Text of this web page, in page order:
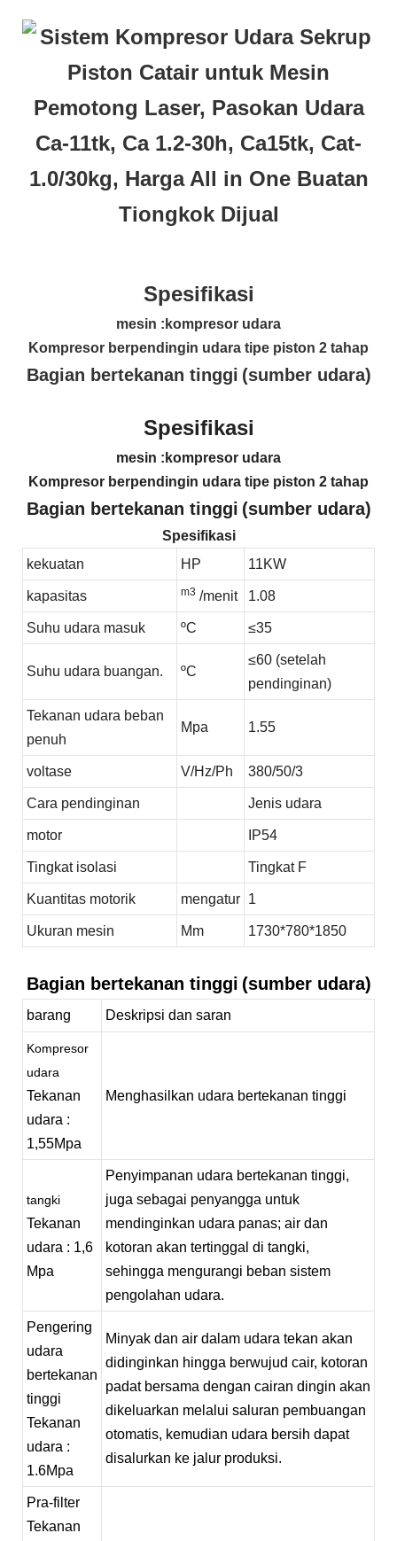
Spesifikasi
mesin :kompresor udara
Kompresor berpendingin udara tipe piston 2 tahap
Bagian bertekanan tinggi (sumber udara)
Spesifikasi
mesin :kompresor udara
Kompresor berpendingin udara tipe piston 2 tahap
Bagian bertekanan tinggi (sumber udara)
Spesifikasi
kekuatan
HP 11KW
kapasitas m3 /menit 1.08
Suhu udara masuk ºC ≤35
Suhu udara buangan. ºC
≤60 (setelah
pendinginan)
Tekanan udara beban
penuh
Mpa 1.55
voltase V/Hz/Ph 380/50/3
Cara pendinginan Jenis udara
motor IP54
Tingkat isolasi Tingkat F
Kuantitas motorik mengatur 1
Ukuran mesin Mm 1730*780*1850
Bagian bertekanan tinggi (sumber udara)
barang Deskripsi dan saran
Kompresor
udara
Tekanan
udara :
1,55Mpa
Menghasilkan udara bertekanan tinggi
tangki
Tekanan
udara : 1,6
Mpa
Penyimpanan udara bertekanan tinggi,
juga sebagai penyangga untuk
mendinginkan udara panas; air dan
kotoran akan tertinggal di tangki,
sehingga mengurangi beban sistem
pengolahan udara.
Pengering
udara
bertekanan
tinggi
Tekanan
udara :
1.6Mpa
Minyak dan air dalam udara tekan akan
didinginkan hingga berwujud cair, kotoran
padat bersama dengan cairan dingin akan
dikeluarkan melalui saluran pembuangan
otomatis, kemudian udara bersih dapat
disalurkan ke jalur produksi.
Pra-filter
Tekanan